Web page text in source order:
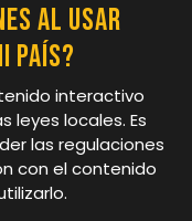
al usar
país?
interactivo
leyes locales. Es
las regulaciones
con el contenido